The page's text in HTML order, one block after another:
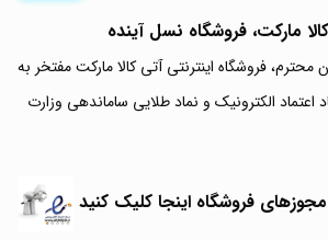
مارکت، فروشگاه نسل آینده
فروشگاه اینترنتی آتی کالا مارکت مفتخر به
اعتماد الکترونیک و نماد طلایی ساماندهی وزارت
فروشگاه اینجا کلیک کنید